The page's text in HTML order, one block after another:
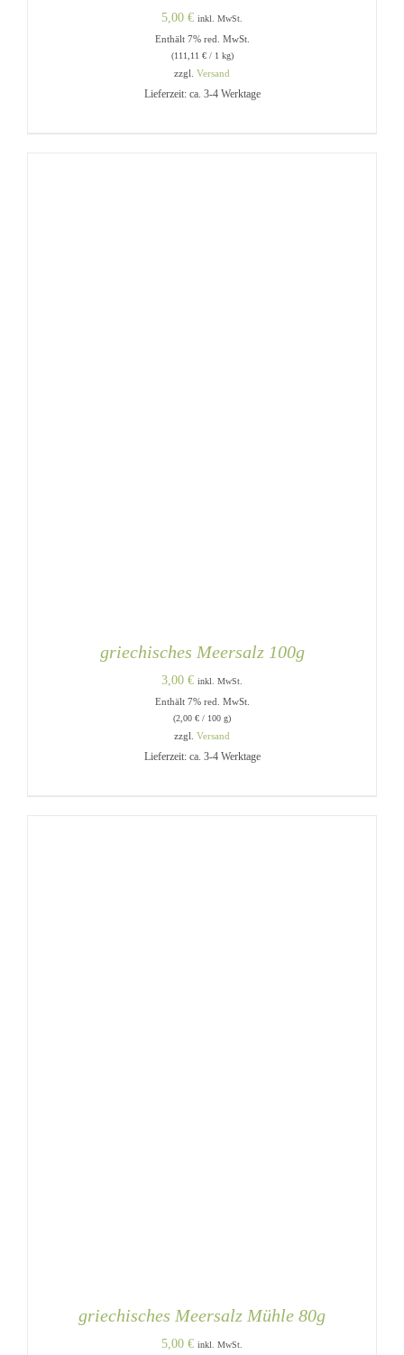
5,00 € inkl. MwSt.
Enthält 7% red. MwSt.
(111,11 €/ 1 kg)
zzgl. Versand
Lieferzeit: ca. 3-4 Werktage
griechisches Meersalz 100g
3,00 € inkl. MwSt.
Enthält 7% red. MwSt.
(2,00 € / 100 g)
zzgl. Versand
Lieferzeit: ca. 3-4 Werktage
griechisches Meersalz Mühle 80g
5,00 € inkl. MwSt.